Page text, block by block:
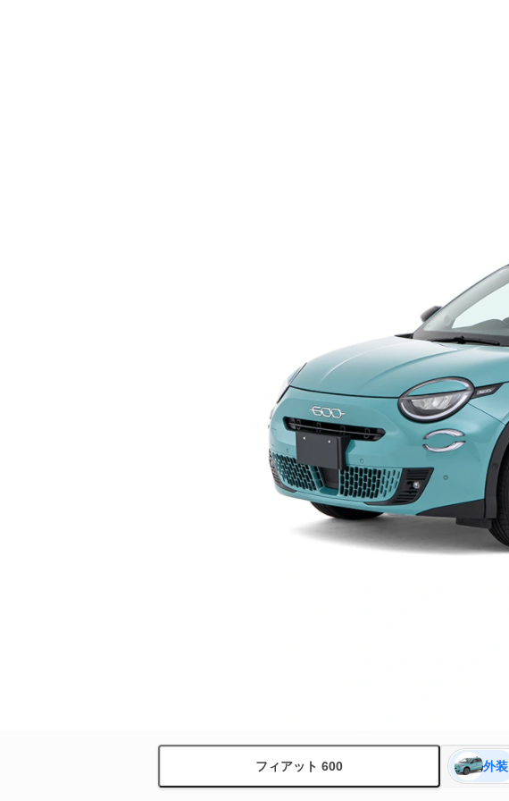
フィアット 600 外装